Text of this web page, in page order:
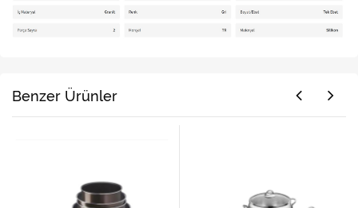
Benzer Ürünler